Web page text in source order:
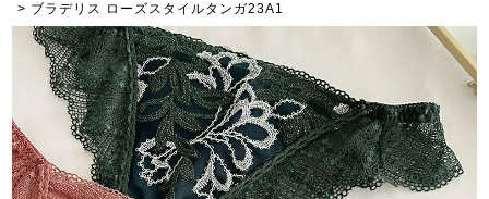
ブラデリス ローズスタイルタンガ23A1